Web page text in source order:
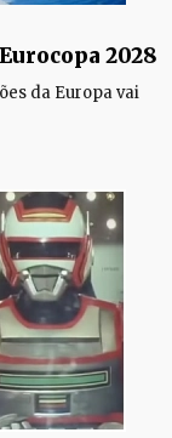
2028
da Europa vai